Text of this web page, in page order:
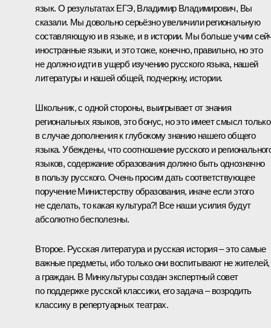
язык. О результатах ЕГЭ, Владимир Владимирович, Вы
сказали. Мы довольно серьёзно увеличили региональную
составляющую и в языке, и в истории. Мы больше учим
иностранные языки, и это тоже, конечно, правильно, но это
не должно идти в ущерб изучению русского языка, нашей
литературы и нашей общей, подчеркну, истории.
Школьник, с одной стороны, выигрывает от знания
региональных языков, это бонус, но это имеет смысл только
в случае дополнения к глубокому знанию нашего общего
языка. Убеждены, что соотношение русского и
языков, содержание образования должно быть однозначно
в пользу русского. Очень просим дать соответствующее
поручение Министерству образования, иначе если этого
не сделать, то какая культура?! Все наши усилия будут
абсолютно бесполезны.
Второе. Русская литература и русская история – это самые
важные предметы, ибо только они воспитывают не жителей,
а граждан. В Минкультуры создан экспертный совет
по поддержке русской классики, его задача – возродить
классику в репертуарных театрах.